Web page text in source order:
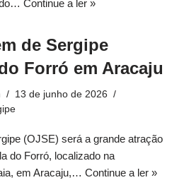
Continue a ler »
de Sergipe
Forró em Aracaju
13 de junho de 2026
(OJSE) será a grande atração
do Forró, localizado na
em Aracaju,… Continue a ler »